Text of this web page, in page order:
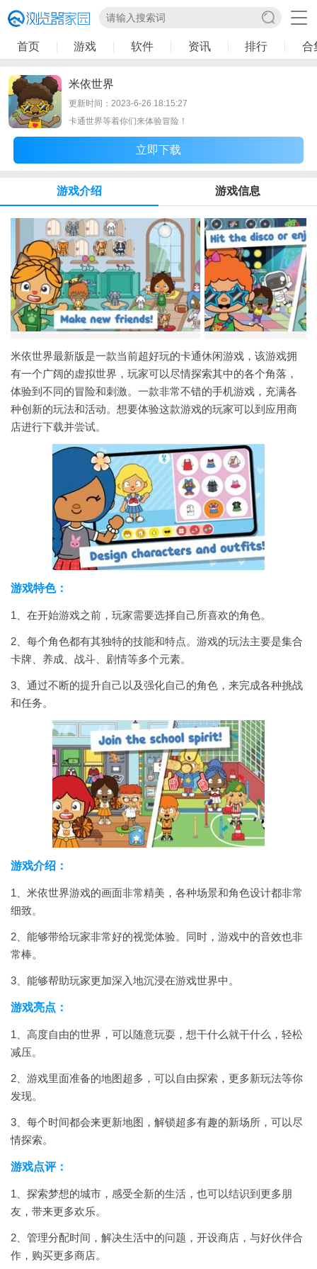
首页 游戏 软件 资讯 排行 合
米依世界
更新时间：2023-6-26 18:15:27
卡通世界等着你们来体验冒险！
立即下载
游戏介绍 游戏信息
米依世界最新版是一款当前超好玩的卡通休闲游戏，该游戏拥
有一个广阔的虚拟世界，玩家可以尽情探索其中的各个角落，
体验到不同的冒险和刺激。一款非常不错的手机游戏，充满各
种创新的玩法和活动。想要体验这款游戏的玩家可以到应用商
店进行下载并尝试。
游戏特色：
1、在开始游戏之前，玩家需要选择自己所喜欢的角色。
2、每个角色都有其独特的技能和特点。游戏的玩法主要是集合
卡牌、养成、战斗、剧情等多个元素。
3、通过不断的提升自己以及强化自己的角色，来完成各种挑战
和任务。
游戏介绍：
1、米依世界游戏的画面非常精美，各种场景和角色设计都非常
细致。
2、能够带给玩家非常好的视觉体验。同时，游戏中的音效也非
常棒。
3、能够帮助玩家更加深入地沉浸在游戏世界中。
游戏亮点：
1、高度自由的世界，可以随意玩耍，想干什么就干什么，轻松
减压。
2、游戏里面准备的地图超多，可以自由探索，更多新玩法等你
发现。
3、每个时间都会来更新地图，解锁超多有趣的新场所，可以尽
情探索。
游戏点评：
1、探索梦想的城市，感受全新的生活，也可以结识到更多朋
友，带来更多欢乐。
2、管理分配时间，解决生活中的问题，开设商店，与好伙伴合
作，购买更多商店。